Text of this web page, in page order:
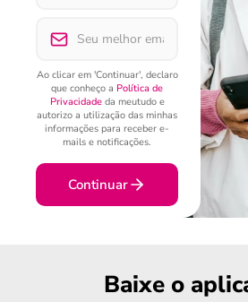
Ao clicar em 'Continuar', declaro
que conheço a Política de
Privacidadeda meutudo e
autorizo a utilização das minhas
informações para receber e-
mails e notificações.
Continuar
Baixe o